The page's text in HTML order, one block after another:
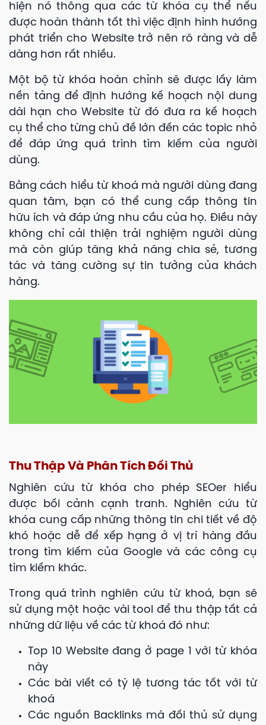
hiện nó thông qua các từ khóa cụ thể nếu
được hoàn thành tốt thì việc định hình hướng
phát triển cho Website trở nên rõ ràng và dễ
dàng hơn rất nhiều.
Một bộ từ khóa hoàn chỉnh sẽ được lấy làm
nền tảng để định hướng kế hoạch nội dung
dài hạn cho Website từ đó đưa ra kế hoạch
cụ thể cho từng chủ đề lớn đến các topic nhỏ
để đáp ứng quá trình tìm kiếm của người
dùng.
Bằng cách hiểu từ khoá mà người dùng đang
quan tâm, bạn có thể cung cấp thông tin
hữu ích và đáp ứng nhu cầu của họ. Điều này
không chỉ cải thiện trải nghiệm người dùng
mà còn giúp tăng khả năng chia sẻ, tương
tác và tăng cường sự tin tưởng của khách
hàng.
Thu Thập Và Phân Tích Đối Thủ
Nghiên cứu từ khóa cho phép SEOer hiểu
được bối cảnh cạnh tranh. Nghiên cứu từ
khóa cung cấp những thông tin chi tiết về độ
khó hoặc dễ để xếp hạng ở vị trí hàng đầu
trong tìm kiếm của Google và các công cụ
tìm kiếm khác.
Trong quá trình nghiên cứu từ khoá, bạn sẽ
sử dụng một hoặc vài tool để thu thập tất cả
những dữ liệu về các từ khoá đó như:
Top 10 Website đang ở page 1 với từ khóa
này
Các bài viết có tỷ lệ tương tác tốt với từ
khoá
Các nguồn Backlinks mà đối thủ sử dụng